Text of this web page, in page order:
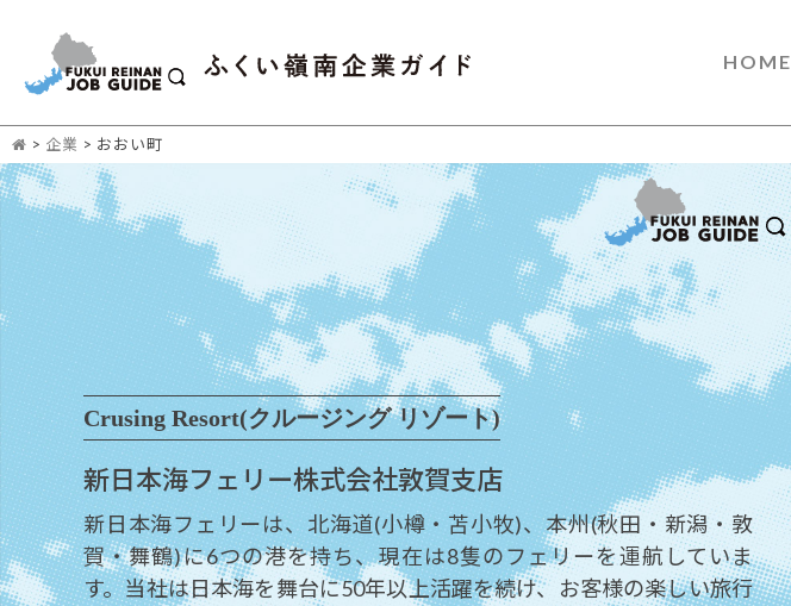
HOME
> 企業 > おおい町
Crusing Resort(クルージング リゾート)
新日本海フェリー株式会社敦賀支店
新日本海フェリーは、北海道(小樽・苫小牧)、本州(秋田・新潟・敦
賀・舞鶴)に6つの港を持ち、現在は8隻のフェリーを運航していま
す。当社は日本海を舞台に50年以上活躍を続け、お客様の楽しい旅行